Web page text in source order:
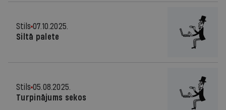
Stils 07.10.2025.
Siltā palete
Stils 05.08.2025.
Turpinājums sekos